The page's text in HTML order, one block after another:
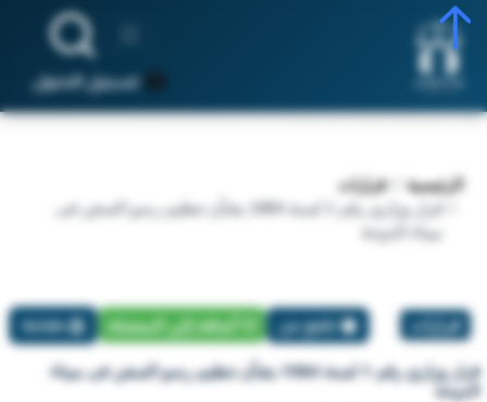
تسجيل الدخول
الرئيسية
قرارات
قرار وزاري رقم 1 لسنة 1984 بشأن تنظيم رسو السفن فى
ميناء الدوحة
قرارات تبليغ عن أضافة إلي المفضلة طباعة
قرار وزاري رقم 1 لسنة 1984 بشأن تنظيم رسو السفن فى ميناء
الدوحة